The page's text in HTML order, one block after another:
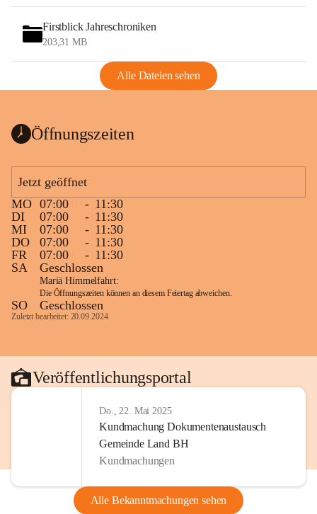
Firstblick Jahreschroniken
203,31 MB
Alle Dateien sehen
Öffnungszeiten
Jetzt geöffnet
MO 07:00 - 11:30
DI
07:00 - 11:30
MI
07:00 - 11:30
DO
07:00 - 11:30
FR
07:00 - 11:30
SA
Geschlossen
Mariä Himmelfahrt:
Die Öffnungszeiten können an diesem Feiertag abweichen.
SO Geschlossen
Zuletzt bearbeitet: 20.09.2024
Veröffentlichungsportal
Do., 22. Mai 2025
Kundmachung Dokumentenaustausch
Gemeinde Land BH
Kundmachungen
Alle Bekanntmachungen sehen